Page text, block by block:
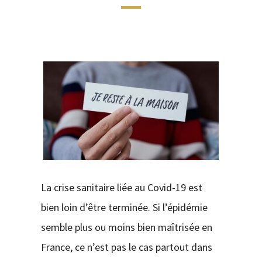
La crise sanitaire liée au Covid-19 est
bien loin d’être terminée. Si l’épidémie
semble plus ou moins bien maîtrisée en
France, ce n’est pas le cas partout dans